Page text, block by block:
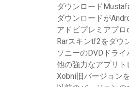
ダウンロード
ダウンロードが
アドビプレミアプ
Rarスキンtf2をダウ
ソニーのDVDドラ
他の強力なアプリ
Xobni旧バージョン